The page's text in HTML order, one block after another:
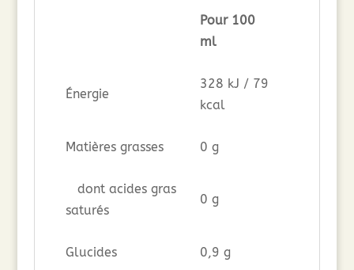
Pour 100
ml
Énergie
328 kJ / 79
kcal
Matières grasses 0 g
dont acides gras
saturés
0 g
Glucides 0,9 g